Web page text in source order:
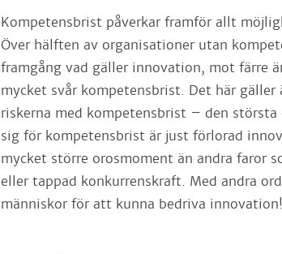
Kompetensbrist påverkar framför allt
Över hälften av organisationer utan
framgång vad gäller innovation, mot färre
mycket svår kompetensbrist. Det här gäller
riskerna med kompetensbrist – den
sig för kompetensbrist är just förlorad
mycket större orosmoment än andra faror
eller tappad konkurrenskraft. Med andra
människor för att kunna bedriva innovation!